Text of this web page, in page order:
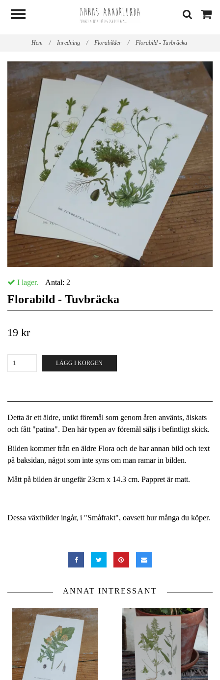
Hem / Inredning / Florabilder / Florabild - Tuvbräcka
I lager. Antal: 2
Florabild - Tuvbräcka
19 kr
LÄGG I KORGEN
Detta är ett äldre, unikt föremål som genom åren använts, älskats
och fått "patina". Den här typen av föremål säljs i befintligt skick.
Bilden kommer från en äldre Flora och de har annan bild och text
på baksidan, något som inte syns om man ramar in bilden.
Mått på bilden är ungefär 23cm x 14.3 cm. Pappret är matt.
Dessa växtbilder ingår, i "Småfrakt", oavsett hur många du köper.
ANNAT INTRESSANT